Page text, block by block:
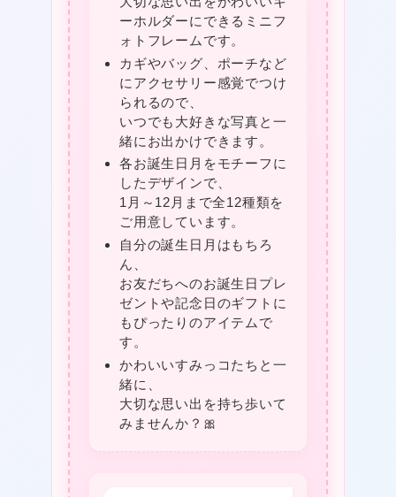
ーホルダーにできるミニフ
ォトフレームです。
カギやバッグ、ポーチなど
にアクセサリー感覚でつけ
られるので、
いつでも大好きな写真と一
緒にお出かけできます。
各お誕生日月をモチーフに
したデザインで、
1月～12月まで全12種類を
ご用意しています。
自分の誕生日月はもちろ
ん、
お友だちへのお誕生日プレ
ゼントや記念日のギフトに
もぴったりのアイテムで
す。
かわいいすみっコたちと一
緒に、
大切な思い出を持ち歩いて
みませんか？🎀
★
★